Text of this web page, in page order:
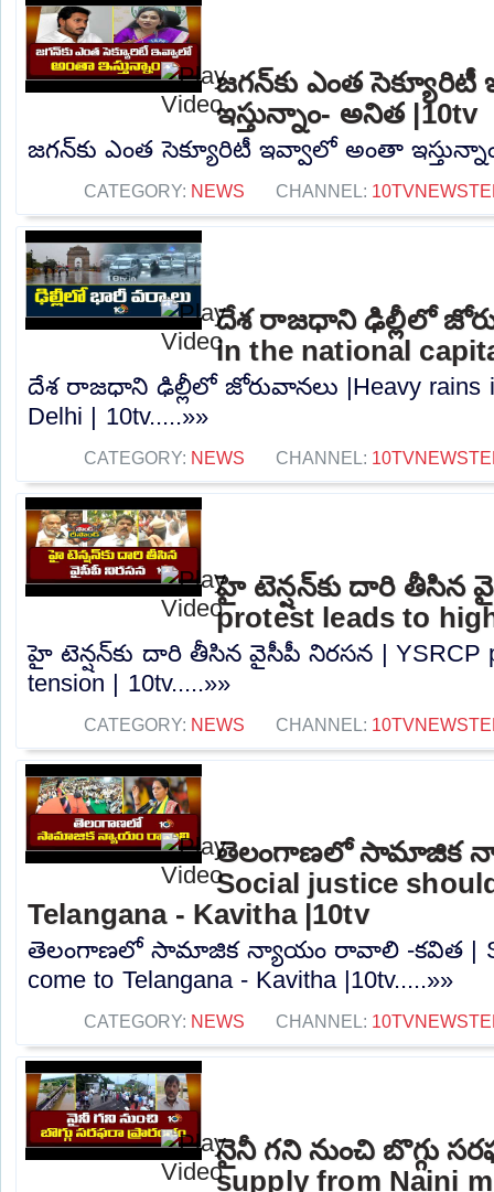
జగన్‌కు ఎంత
ఇస్తున్నాం- అనిత |10tv
జగన్‌కు ఎంత సెక్యూరిటీ ఇవ్వాలో అంతా
CATEGORY: NEWS CHANNEL:
దేశ రాజధాని ఢిల్లీలో
in the national
దేశ రాజధాని ఢిల్లీలో జోరువానలు |Heavy rains
Delhi | 10tv.....»»
CATEGORY: NEWS CHANNEL:
హై టెన్షన్‌కు దారి తీసిన
protest leads to
హై టెన్షన్‌కు దారి తీసిన వైసీపీ నిరసన | YSRCP
tension | 10tv.....»»
CATEGORY: NEWS CHANNEL:
తెలంగాణలో సామాజిక
Social justice
Telangana - Kavitha |10tv
తెలంగాణలో సామాజిక న్యాయం రావాలి -కవిత |
come to Telangana - Kavitha |10tv.....»»
CATEGORY: NEWS CHANNEL:
నైనీ గని నుంచి బొగ్గు
supply from Naini